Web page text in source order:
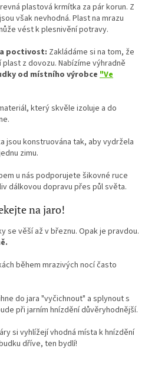
plastová krmítka za pár korun. Z
však nevhodná. Plast na mrazu
vést k plesnivění potravy.
poctivost: Zakládáme si na tom, že
z dovozu. Nabízíme výhradně
od místního výrobce "Ve
který skvěle izoluje a do
jsou konstruována tak, aby vydržela
zimu.
u nás podporujete šikovné ruce
dálkovou dopravu přes půl světa.
na jaro!
se věší až v březnu. Opak je pravdou.
během mrazivých nocí často
do jara "vyčichnout" a splynout s
při jarním hnízdění důvěryhodnější.
si vyhlížejí vhodná místa k hnízdění
dříve, ten bydlí!